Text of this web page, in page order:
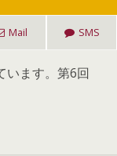
Mail SMS
います。第6回